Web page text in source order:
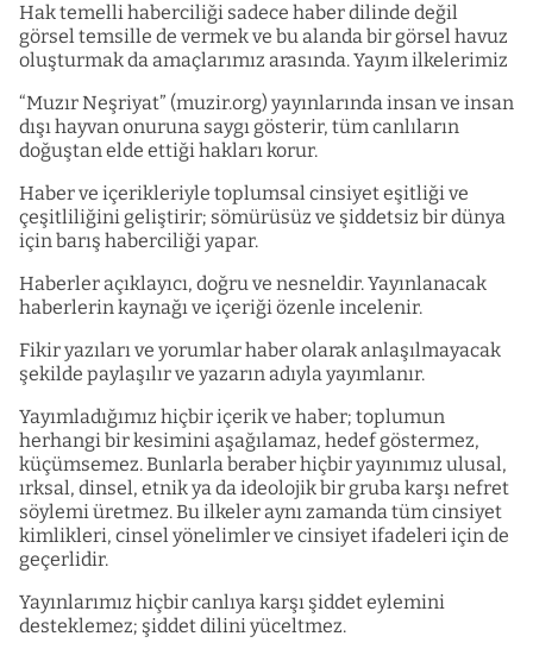
Hak temelli haberciliği sadece haber dilinde değil
görsel temsille de vermek ve bu alanda bir görsel havuz
oluşturmak da amaçlarımız arasında. Yayım ilkelerimiz
“Muzır Neşriyat” (muzir.org) yayınlarında insan ve insan
dışı hayvan onuruna saygı gösterir, tüm canlıların
doğuştan elde ettiği hakları korur.
Haber ve içerikleriyle toplumsal cinsiyet eşitliği ve
çeşitliliğini geliştirir; sömürüsüz ve şiddetsiz bir dünya
için barış haberciliği yapar.
Haberler açıklayıcı, doğru ve nesneldir. Yayınlanacak
haberlerin kaynağı ve içeriği özenle incelenir.
Fikir yazıları ve yorumlar haber olarak anlaşılmayacak
şekilde paylaşılır ve yazarın adıyla yayımlanır.
Yayımladığımız hiçbir içerik ve haber; toplumun
herhangi bir kesimini aşağılamaz, hedef göstermez,
küçümsemez. Bunlarla beraber hiçbir yayınımız ulusal,
ırksal, dinsel, etnik ya da ideolojik bir gruba karşı nefret
söylemi üretmez. Bu ilkeler aynı zamanda tüm cinsiyet
kimlikleri, cinsel yönelimler ve cinsiyet ifadeleri için de
geçerlidir.
Yayınlarımız hiçbir canlıya karşı şiddet eylemini
desteklemez; şiddet dilini yüceltmez.